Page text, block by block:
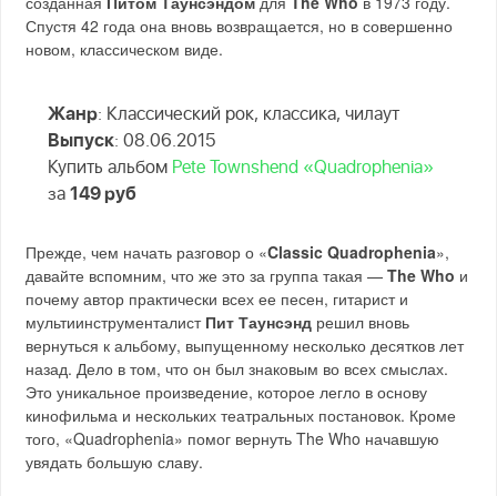
Спустя 42 года она вновь возвращается, но в совершенно
новом, классическом виде.
Жанр: Классический рок, классика, чилаут
Выпуск: 08.06.2015
Купить альбом Pete Townshend «Quadrophenia»
за149 руб
Прежде, чем начать разговор о «Classic Quadrophenia»,
давайте вспомним, что же это за группа такая —The Who и
почему автор практически всех ее песен, гитарист и
мультиинструменталист Пит Таунсэнд решил вновь
вернуться к альбому, выпущенному несколько десятков лет
назад. Дело в том, что он был знаковым во всех смыслах.
Это уникальное произведение, которое легло в основу
кинофильма и нескольких театральных постановок. Кроме
того, «Quadrophenia» помог вернуть The Who начавшую
увядать большую славу.